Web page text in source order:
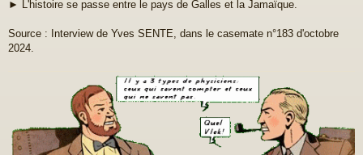
► L'histoire se passe entre le pays de Galles et la Jamaïque.
Source : Interview de Yves SENTE, dans le casemate n°183 d'octobre
2024.